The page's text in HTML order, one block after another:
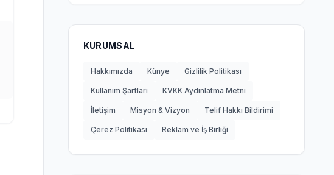
KURUMSAL
Hakkımızda Künye Gizlilik Politikası
Kullanım Şartları KVKK Aydınlatma Metni
İletişim Misyon & Vizyon Telif Hakkı Bildirimi
Çerez Politikası Reklam ve İş Birliği